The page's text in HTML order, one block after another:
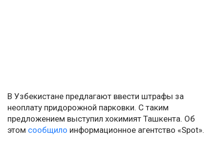
В Узбекистане предлагают ввести штрафы за
неоплату придорожной парковки. С таким
предложением выступил хокимият Ташкента. Об
этом сообщило информационное агентство «Spot».